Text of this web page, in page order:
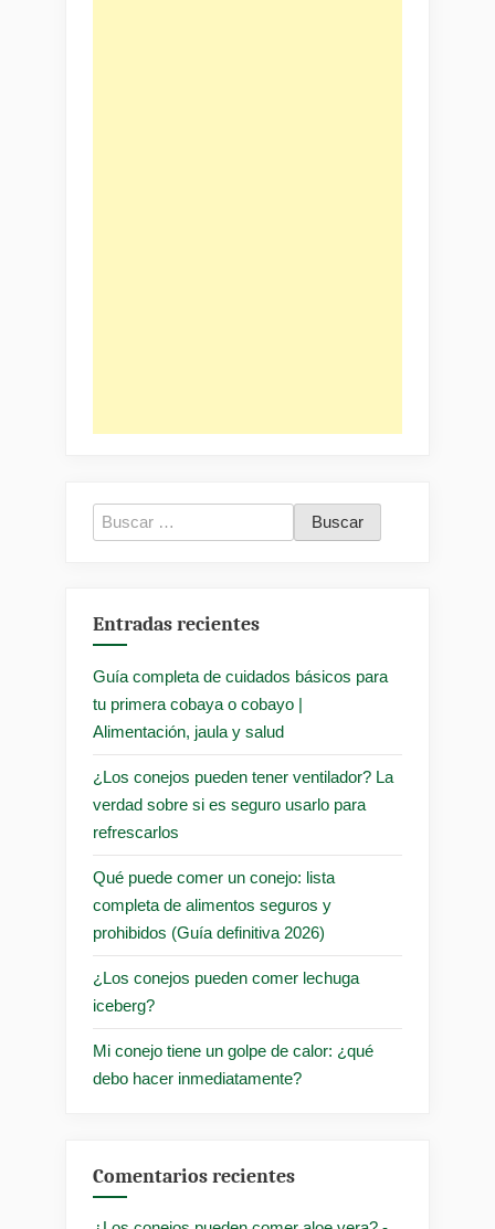
Buscar:
Entradas recientes
Guía completa de cuidados básicos para
tu primera cobaya o cobayo |
Alimentación, jaula y salud
¿Los conejos pueden tener ventilador? La
verdad sobre si es seguro usarlo para
refrescarlos
Qué puede comer un conejo: lista
completa de alimentos seguros y
prohibidos (Guía definitiva 2026)
¿Los conejos pueden comer lechuga
iceberg?
Mi conejo tiene un golpe de calor: ¿qué
debo hacer inmediatamente?
Comentarios recientes